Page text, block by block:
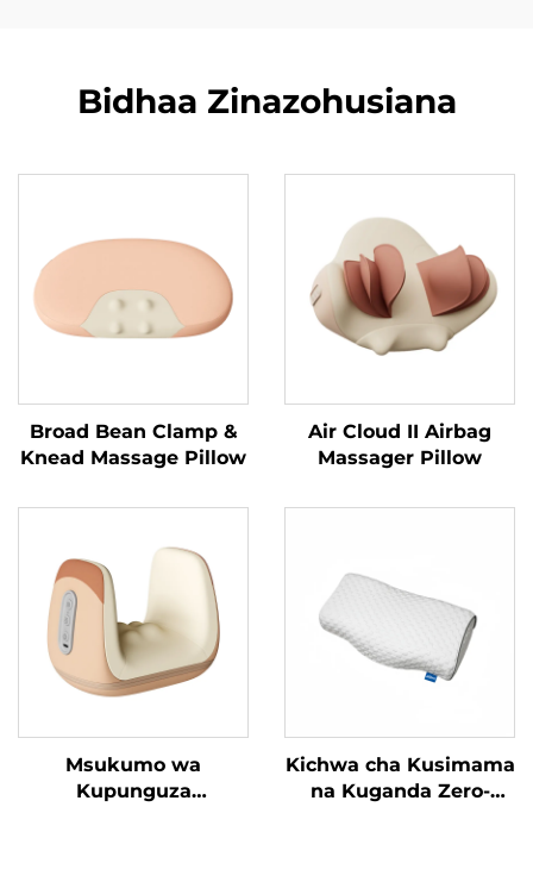
Bidhaa Zinazohusiana
Broad Bean Clamp &
Knead Massage Pillow
Air Cloud II Airbag
Massager Pillow
Msukumo wa
Kupunguza
Kichwa cha Kusimama
na Kuganda Zero-